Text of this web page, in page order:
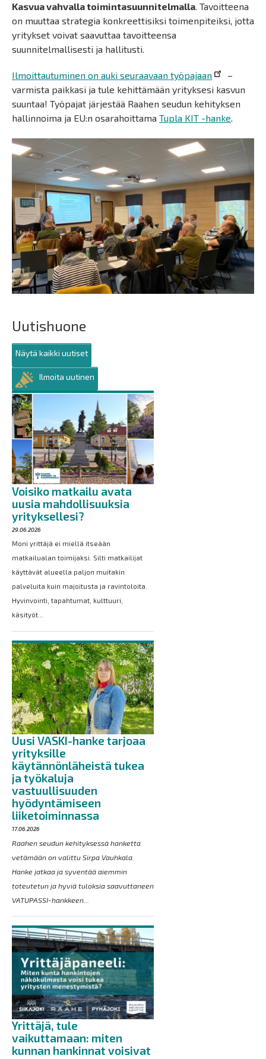
Kasvua vahvalla toimintasuunnitelmalla. Tavoitteena
on muuttaa strategia konkreettisiksi toimenpiteiksi, jotta
yritykset voivat saavuttaa tavoitteensa
suunnitelmallisesti ja hallitusti.
Ilmoittautuminen on auki seuraavaan työpajaan
–
varmista paikkasi ja tule kehittämään yrityksesi kasvun
suuntaa! Työpajat järjestää Raahen seudun kehityksen
hallinnoima ja EU:n osarahoittama Tupla KIT -hanke.
Uutishuone
Näytä kaikki uutiset
Ilmoita uutinen
Voisiko matkailu avata
uusia mahdollisuuksia
yrityksellesi?
29.06.2026
Moni yrittäjä ei miellä itseään
matkailualan toimijaksi. Silti matkailijat
käyttävät alueella paljon muitakin
palveluita kuin majoitusta ja ravintoloita.
Hyvinvointi, tapahtumat, kulttuuri,
käsityöt...
Uusi VASKI-hanke tarjoaa
yrityksille
käytännönläheistä tukea
ja työkaluja
vastuullisuuden
hyödyntämiseen
liiketoiminnassa
17.06.2026
Raahen seudun kehityksessä hanketta
vetämään on valittu Sirpa Vauhkala.
Hanke jatkaa ja syventää aiemmin
toteutetun ja hyviä tuloksia saavuttaneen
VATUPASSI-hankkeen...
Yrittäjä, tule
vaikuttamaan: miten
kunnan hankinnat voisivat